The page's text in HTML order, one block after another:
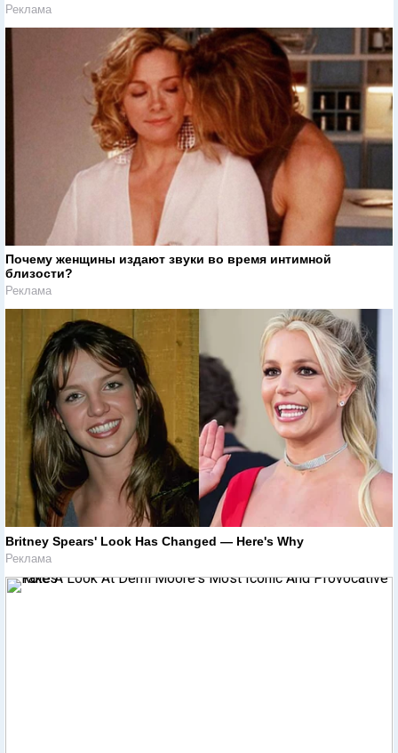
Реклама
Почему женщины издают звуки во время интимной
близости?
Реклама
Britney Spears' Look Has Changed — Here's Why
Реклама